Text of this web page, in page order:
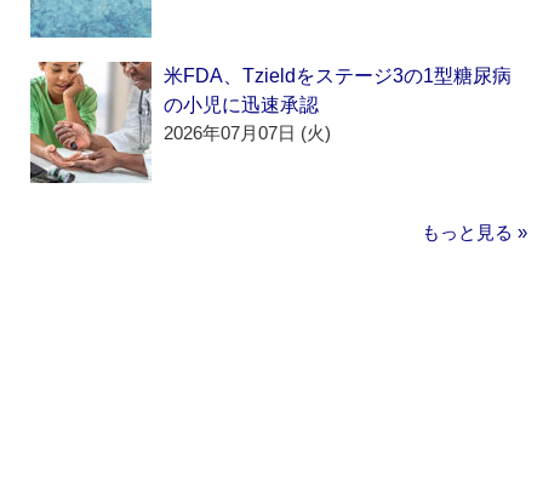
米FDA、Tzieldをステージ3の1型糖尿病
の小児に迅速承認
2026年07月07日 (火)
もっと見る »